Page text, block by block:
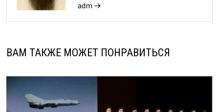
adm →
ВАМ ТАКЖЕ МОЖЕТ ПОНРАВИТЬСЯ